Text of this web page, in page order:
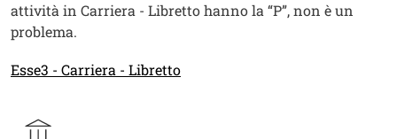
attività in Carriera - Libretto hanno la “P”, non è un
problema.
Link
Esse3 - Carriera - Libretto